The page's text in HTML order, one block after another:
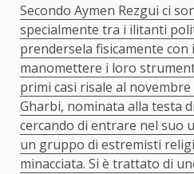
Secondo Aymen Rezgui ci
specialmente tra i ilitanti
prendersela fisicamente con
manomettere i loro
primi casi risale al
Gharbi, nominata alla testa
cercando di entrare nel suo
un gruppo di estremisti
minacciata. Si è trattato di